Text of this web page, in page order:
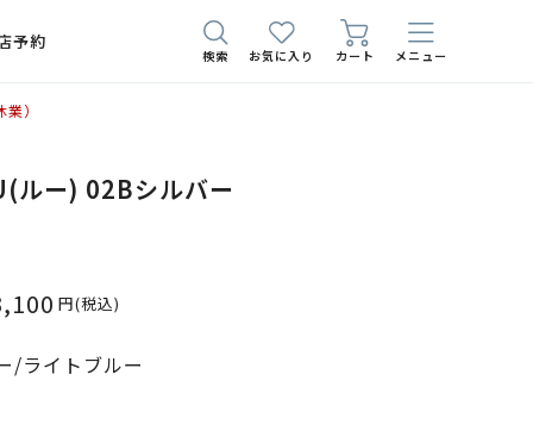
予約
検索 お気に入り カート メニュー
）
ルー) 02Bシルバー
円(税込)
/ライトブルー